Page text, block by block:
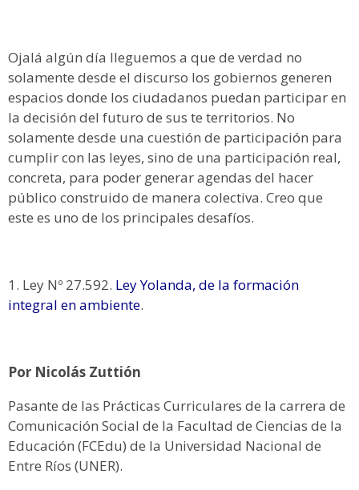
Ojalá algún día lleguemos a que de verdad no
solamente desde el discurso los gobiernos generen
espacios donde los ciudadanos puedan participar en
la decisión del futuro de sus te territorios. No
solamente desde una cuestión de participación para
cumplir con las leyes, sino de una participación real,
concreta, para poder generar agendas del hacer
público construido de manera colectiva. Creo que
este es uno de los principales desafíos.
1. Ley Nº 27.592. Ley Yolanda, de la formación
integral en ambiente.
Por Nicolás Zuttión
Pasante de las Prácticas Curriculares de la carrera de
Comunicación Social de la Facultad de Ciencias de la
Educación (FCEdu) de la Universidad Nacional de
Entre Ríos (UNER).